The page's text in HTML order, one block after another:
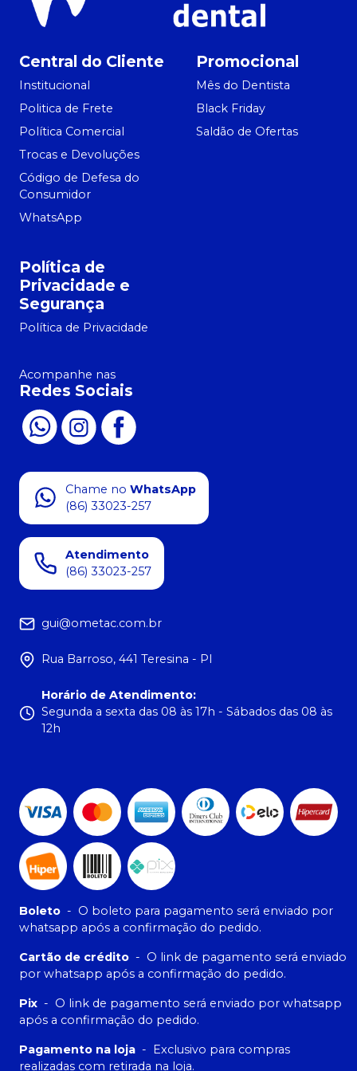
Central do Cliente
Institucional
Politica de Frete
Política Comercial
Trocas e Devoluções
Código de Defesa do
Consumidor
WhatsApp
Promocional
Mês do Dentista
Black Friday
Saldão de Ofertas
Política de
Privacidade e
Segurança
Política de Privacidade
Acompanhe nas
Redes Sociais
Chame no WhatsApp
(86) 33023-257
Atendimento
(86) 33023-257
gui@ometac.com.br
Rua Barroso, 441 Teresina - PI
Horário de Atendimento:
Segunda a sexta das 08 às 17h - Sábados das 08 às
12h
Boleto - O boleto para pagamento será enviado por
whatsapp após a confirmação do pedido.
Cartão de crédito - O link de pagamento será enviado
por whatsapp após a confirmação do pedido.
Pix - O link de pagamento será enviado por whatsapp
após a confirmação do pedido.
Pagamento na loja -
Exclusivo para compras
realizadas com retirada na loja.